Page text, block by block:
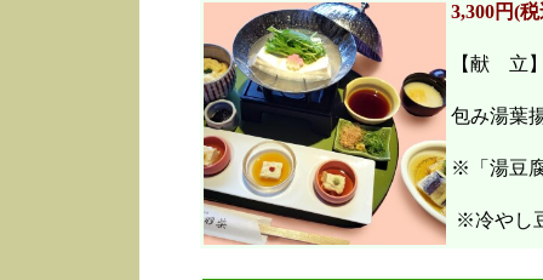
3,300円(
【献 立
包み湯葉
※「湯豆
※冷やし